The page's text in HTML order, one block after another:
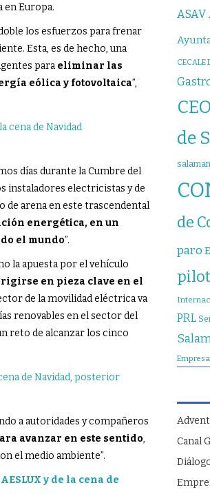
en Europa.
los esfuerzos para frenar
Esta, es de hecho, una
para eliminar las
eólica y fotovoltaica”,
días durante la Cumbre del
instaladores electricistas y de
de arena en este trascendental
energética, en un
el mundo”.
la apuesta por el vehículo
en pieza clave en el
de la movilidad eléctrica va
renovables en el sector del
reto de alcanzar los cinco
a autoridades y compañeros
avanzar en este sentido,
el medio ambiente”.
y de la cena de
ASAV
CECALE
de
de
paro
PRL
Canal